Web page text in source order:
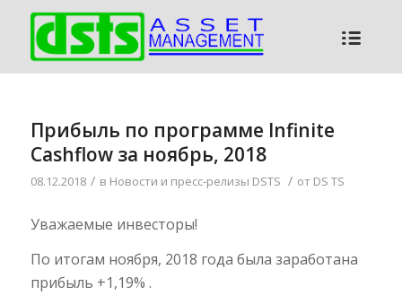
Прибыль по программе Infinite
Cashflow за ноябрь, 2018
08.12.2018 / в Новости и пресс-релизы DSTS / от DS TS
Уважаемые инвесторы!
По итогам ноября, 2018 года была заработана
прибыль +1,19% .